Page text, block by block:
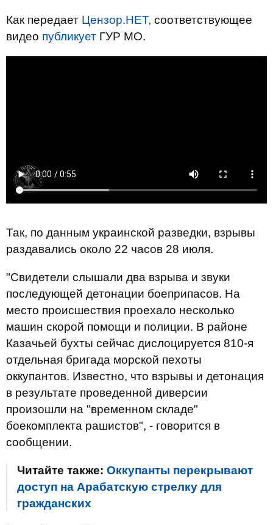
Как передает Цензор.НЕТ, соответствующее
видео публикует ГУР МО.
Так, по данным украинской разведки, взрывы
раздавались около 22 часов 28 июля.
"Свидетели слышали два взрыва и звуки
последующей детонации боеприпасов. На
место происшествия проехало несколько
машин скорой помощи и полиции. В районе
Казачьей бухты сейчас дислоцируется 810-я
отдельная бригада морской пехоты
оккупантов. Известно, что взрывы и детонация
в результате проведенной диверсии
произошли на "временном складе"
боекомплекта рашистов", - говорится в
сообщении.
Читайте также: Оккупанты перекрывают
доступ на Арабатскую стрелку для
гражданских